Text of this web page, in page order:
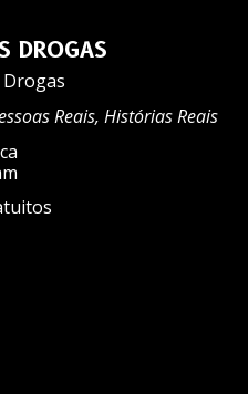
DROGAS
Reais, Histórias Reais